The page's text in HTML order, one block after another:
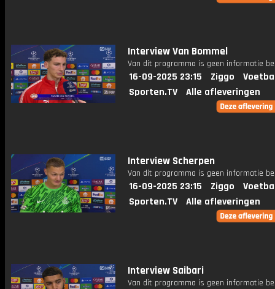
Interview Van Bommel
Van dit programma is geen informatie
16-09-2025 23:15 Ziggo
Sporten.TV
Alle afleveringen
Interview Scherpen
Van dit programma is geen informatie
16-09-2025 23:15 Ziggo
Sporten.TV
Alle afleveringen
Interview Saibari
Van dit programma is geen informatie